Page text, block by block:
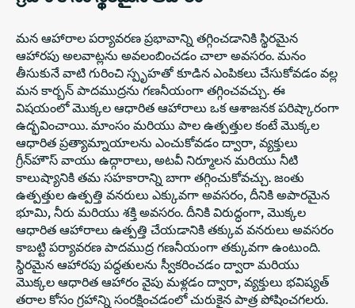
మన ఆహారాల పర్యావరణ ప్రభావాన్ని తగ్గించడానికి స్థిరమైన
ఆహారపు అలవాట్లను అవలంబించడం చాలా అవసరం. మనం
తీసుకునే వాటి గురించి స్పృహతో కూడిన ఎంపికలు చేసుకోవడం వల్ల
మన కార్బన్ పాదముద్రను గణనీయంగా తగ్గించవచ్చు. ఈ
విషయంలో మొక్కల ఆధారిత ఆహారాలు ఒక ఆశాజనక పరిష్కారంగా
ఉద్భవించాయి. మాంసం మరియు పాల ఉత్పత్తుల కంటే మొక్కల
ఆధారిత ప్రత్యామ్నాయాలను ఎంచుకోవడం ద్వారా, వ్యక్తులు
గ్రీన్‌హౌస్ వాయు ఉద్గారాలు, అటవీ నిర్మూలన మరియు నీటి
కాలుష్యానికి తమ సహకారాన్ని బాగా తగ్గించుకోవచ్చు. జంతు
ఉత్పత్తుల ఉత్పత్తి వనరులు ఎక్కువగా అవసరం, దీనికి అపారమైన
భూమి, నీరు మరియు శక్తి అవసరం. దీనికి విరుద్ధంగా, మొక్కల
ఆధారిత ఆహారాలు ఉత్పత్తి చేయడానికి తక్కువ వనరులు అవసరం
కాబట్టి పర్యావరణ పాదముద్ర గణనీయంగా తక్కువగా ఉంటుంది.
స్థిరమైన ఆహారపు పద్ధతులను స్వీకరించడం ద్వారా మరియు
మొక్కల ఆధారిత ఆహారం వైపు మళ్లడం ద్వారా, వ్యక్తులు భవిష్యత్
తరాల కోసం గ్రహాన్ని సంరక్షించడంలో చురుకైన పాత్ర పోషించగలరు.